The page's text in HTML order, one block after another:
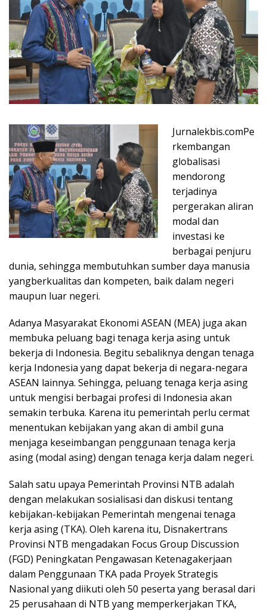
Jurnalekbis.comPe
rkembangan
globalisasi
mendorong
terjadinya
pergerakan aliran
modal dan
investasi ke
berbagai penjuru
dunia, sehingga membutuhkan sumber daya manusia
yangberkualitas dan kompeten, baik dalam negeri
maupun luar negeri.
Adanya Masyarakat Ekonomi ASEAN (MEA) juga akan
membuka peluang bagi tenaga kerja asing untuk
bekerja di Indonesia. Begitu sebaliknya dengan tenaga
kerja Indonesia yang dapat bekerja di negara-negara
ASEAN lainnya. Sehingga, peluang tenaga kerja asing
untuk mengisi berbagai profesi di Indonesia akan
semakin terbuka. Karena itu pemerintah perlu cermat
menentukan kebijakan yang akan di ambil guna
menjaga keseimbangan penggunaan tenaga kerja
asing (modal asing) dengan tenaga kerja dalam negeri.
Salah satu upaya Pemerintah Provinsi NTB adalah
dengan melakukan sosialisasi dan diskusi tentang
kebijakan-kebijakan Pemerintah mengenai tenaga
kerja asing (TKA). Oleh karena itu, Disnakertrans
Provinsi NTB mengadakan Focus Group Discussion
(FGD) Peningkatan Pengawasan Ketenagakerjaan
dalam Penggunaan TKA pada Proyek Strategis
Nasional yang diikuti oleh 50 peserta yang berasal dari
25 perusahaan di NTB yang memperkerjakan TKA,